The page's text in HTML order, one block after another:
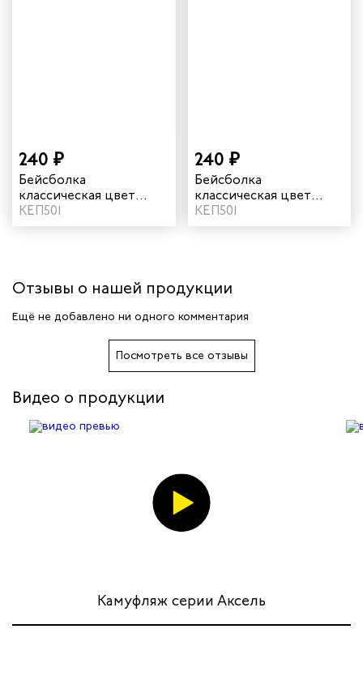
240 ₽
Бейсболка
классическая цвет
темно-синий
КЕП501
240 ₽
Бейсболка
классическая цвет
черный
КЕП501
Отзывы о нашей продукции
Ещё не добавлено ни одного комментария
Посмотреть все отзывы
Видео о продукции
Камуфляж серии Аксель